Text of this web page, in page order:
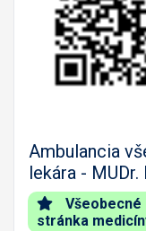
Ambulancia
lekára -
stránka
Predch.